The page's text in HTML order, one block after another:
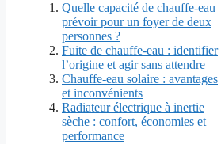
Quelle capacité de chauffe-eau
prévoir pour un foyer de deux
personnes ?
Fuite de chauffe-eau : identifier
l’origine et agir sans attendre
Chauffe-eau solaire : avantages
et inconvénients
Radiateur électrique à inertie
sèche : confort, économies et
performance